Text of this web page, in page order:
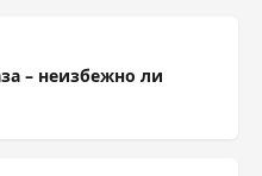
– неизбежно ли